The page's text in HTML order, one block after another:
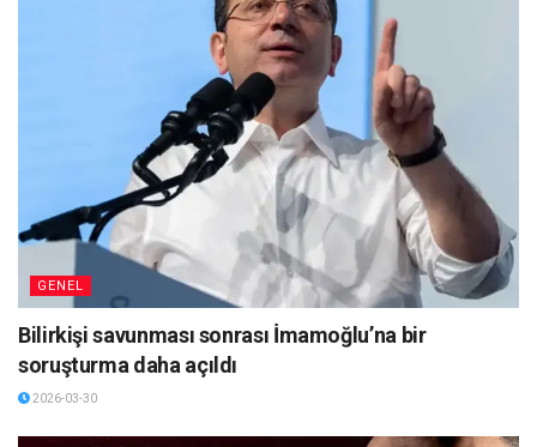
GENEL
Bilirkişi savunması sonrası İmamoğlu’na bir
soruşturma daha açıldı
2026-03-30